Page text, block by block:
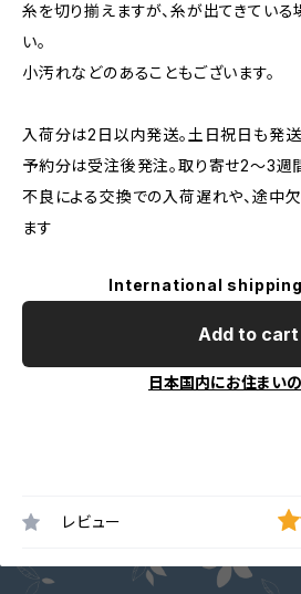
糸を切り揃えますが、糸が出てきてい
い。
小汚れなどのあることもございます。
入荷分は2日以内発送。土日祝日も発送
予約分は受注後発注。取り寄せ2～3週
不良による交換での入荷遅れや、途中
ます
International
Add to cart
日本国内にお住まい
レビュー